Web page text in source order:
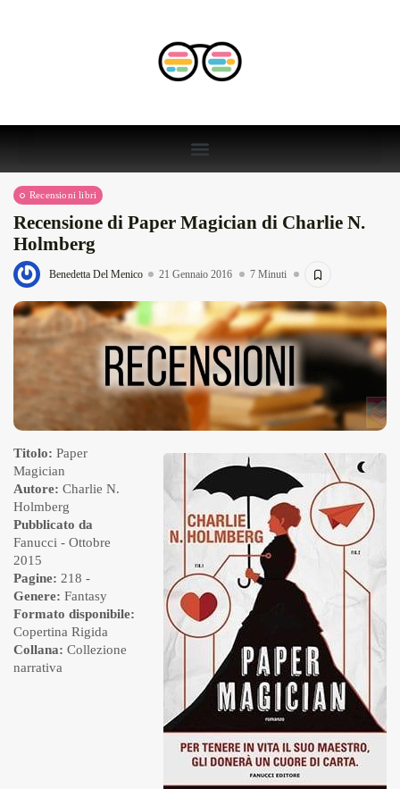
Recensioni libri
Recensione di Paper Magician di Charlie N.
Holmberg
Benedetta Del Menico 21 Gennaio 2016 7 Minuti
Titolo: Paper
Magician
Autore: Charlie N.
Holmberg
Pubblicato da
Fanucci - Ottobre
2015
Pagine: 218 -
Genere: Fantasy
Formato disponibile:
Copertina Rigida
Collana: Collezione
narrativa